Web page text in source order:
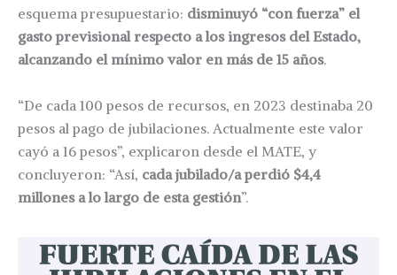
esquema presupuestario: disminuyó “con fuerza” el
gasto previsional respecto a los ingresos del Estado,
alcanzando el mínimo valor en más de 15 años.
“De cada 100 pesos de recursos, en 2023 destinaba 20
pesos al pago de jubilaciones. Actualmente este valor
cayó a 16 pesos”, explicaron desde el MATE, y
concluyeron: “Así, cada jubilado/a perdió $4,4
millones a lo largo de esta gestión”.